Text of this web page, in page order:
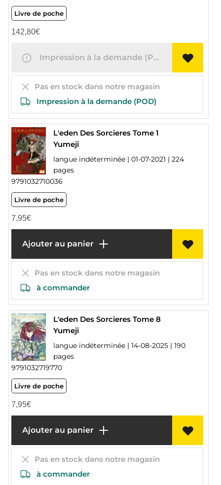
Livre de poche
142,80€
Impression à la demande (POD)
Pas en stock dans notre magasin
Impression à la demande (POD)
L'eden Des Sorcieres Tome 1
Yumeji
langue indéterminée | 01-07-2021 | 224
pages
9791032710036
Livre de poche
7,95€
Ajouter au panier
Pas en stock dans notre magasin
à commander
L'eden Des Sorcieres Tome 8
Yumeji
langue indéterminée | 14-08-2025 | 190
pages
9791032719770
Livre de poche
7,95€
Ajouter au panier
Pas en stock dans notre magasin
à commander